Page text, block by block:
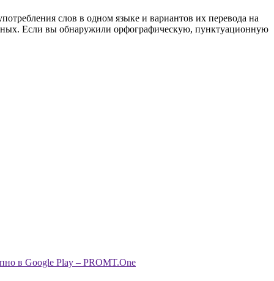
слов в одном языке и вариантов их перевода на
Если вы обнаружили орфографическую, пунктуационную